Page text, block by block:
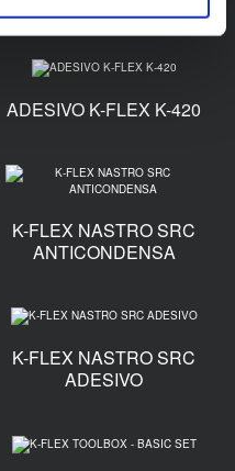
ADESIVO K-FLEX K-420
K-FLEX NASTRO SRC
ANTICONDENSA
K-FLEX NASTRO SRC
ADESIVO